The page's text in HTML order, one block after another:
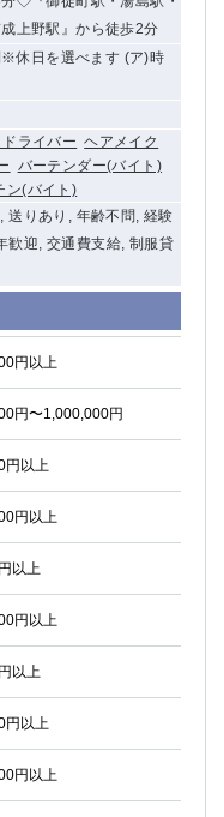
上野駅』から徒歩2分
休日を選べます (ア)時
ライバー ヘアメイク
バーテンダー(バイト)
ン(バイト)
送りあり, 年齢不問, 経験
歓迎, 交通費支給, 制服貸
円以上
円〜1,000,000円
円以上
円以上
以上
円以上
以上
円以上
円以上
しく
内容で設定